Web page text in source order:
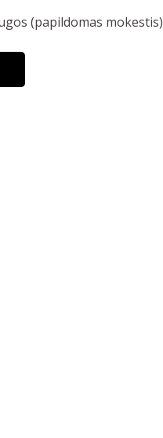
(papildomas mokestis)